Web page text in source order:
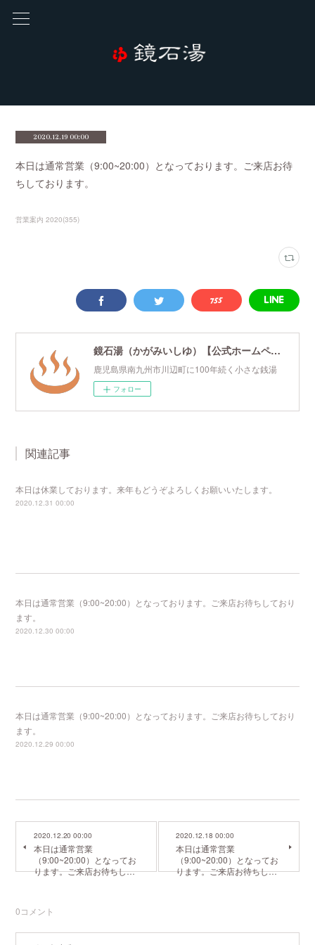
2020.12.19 00:00
本日は通常営業（9:00~20:00）となっております。ご来店お待
ちしております。
営業案内 2020(355)
鏡石湯（かがみいしゆ）【公式ホームページ】
鹿児島県南九州市川辺町に100年続く小さな銭湯
フォロー
関連記事
本日は休業しております。来年もどうぞよろしくお願いいたします。
2020.12.31 00:00
本日は通常営業（9:00~20:00）となっております。ご来店お待ちしており
ます。
2020.12.30 00:00
本日は通常営業（9:00~20:00）となっております。ご来店お待ちしており
ます。
2020.12.29 00:00
2020.12.20 00:00
本日は通常営業
（9:00~20:00）となってお
ります。ご来店お待ちし…
2020.12.18 00:00
本日は通常営業
（9:00~20:00）となってお
ります。ご来店お待ちし…
0コメント